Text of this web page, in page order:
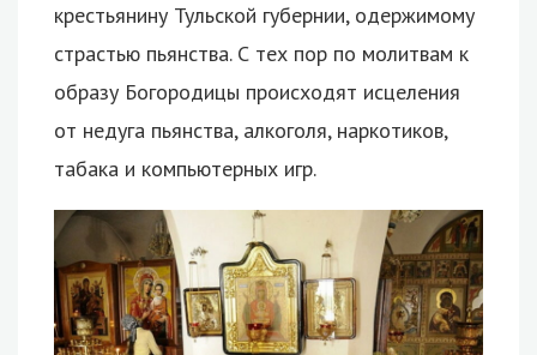
крестьянину Тульской губернии, одержимому
страстью пьянства. С тех пор по молитвам к
образу Богородицы происходят исцеления
от недуга пьянства, алкоголя, наркотиков,
табака и компьютерных игр.